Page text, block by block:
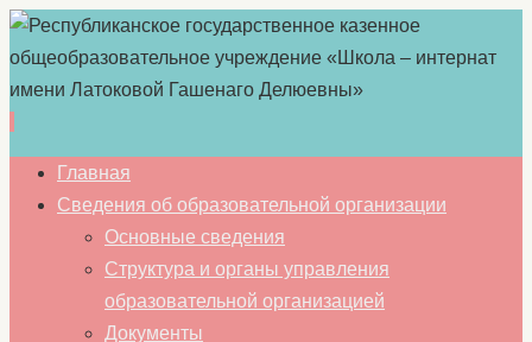
Перейти
содержимому
Главная
Сведения об образовательной организации
Основные сведения
Структура и органы управления
образовательной организацией
Документы